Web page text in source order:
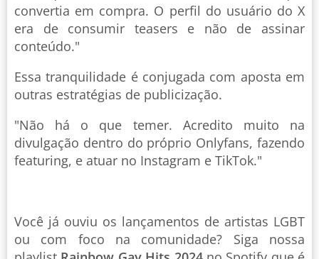
convertia em compra. O perfil do usuário do X
era de consumir teasers e não de assinar
conteúdo."
Essa tranquilidade é conjugada com aposta em
outras estratégias de publicização.
"Não há o que temer. Acredito muito na
divulgação dentro do próprio Onlyfans, fazendo
featuring, e atuar no Instagram e TikTok."
Você já ouviu os lançamentos de artistas LGBT
ou com foco na comunidade? Siga nossa